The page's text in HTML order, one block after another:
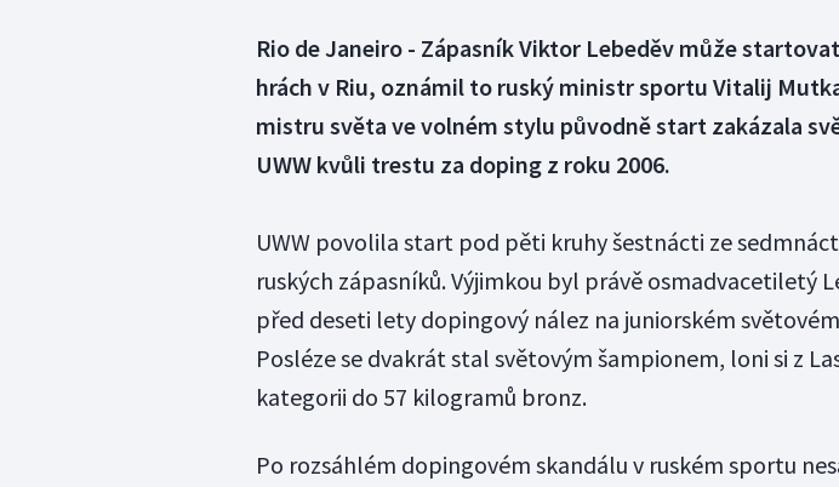
Rio de Janeiro - Zápasník Viktor Lebeděv může
hrách v Riu, oznámil to ruský ministr sportu Vitalij
mistru světa ve volném stylu původně start zakázala
UWW kvůli trestu za doping z roku 2006.
UWW povolila start pod pěti kruhy šestnácti ze
ruských zápasníků. Výjimkou byl právě osmadvacetiletý
před deseti lety dopingový nález na juniorském
Posléze se dvakrát stal světovým šampionem, loni si z
kategorii do 57 kilogramů bronz.
Po rozsáhlém dopingovém skandálu v ruském sportu